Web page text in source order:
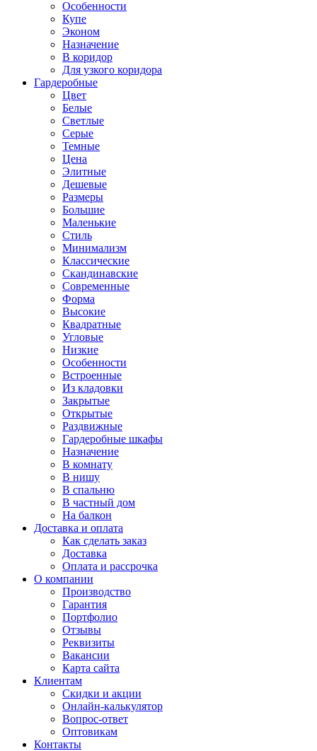
Особенности
Купе
Эконом
Назначение
В коридор
Для узкого коридора
Гардеробные
Цвет
Белые
Светлые
Серые
Темные
Цена
Элитные
Дешевые
Размеры
Большие
Маленькие
Стиль
Минимализм
Классические
Скандинавские
Современные
Форма
Высокие
Квадратные
Угловые
Низкие
Особенности
Встроенные
Из кладовки
Закрытые
Открытые
Раздвижные
Гардеробные шкафы
Назначение
В комнату
В нишу
В спальню
В частный дом
На балкон
Доставка и оплата
Как сделать заказ
Доставка
Оплата и рассрочка
О компании
Производство
Гарантия
Портфолио
Отзывы
Реквизиты
Вакансии
Карта сайта
Клиентам
Скидки и акции
Онлайн-калькулятор
Вопрос-ответ
Оптовикам
Контакты